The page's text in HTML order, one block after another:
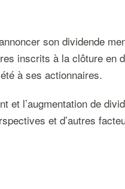
son dividende
inscrits à la clôture en
à ses actionnaires.
et l’augmentation de
et d’autres